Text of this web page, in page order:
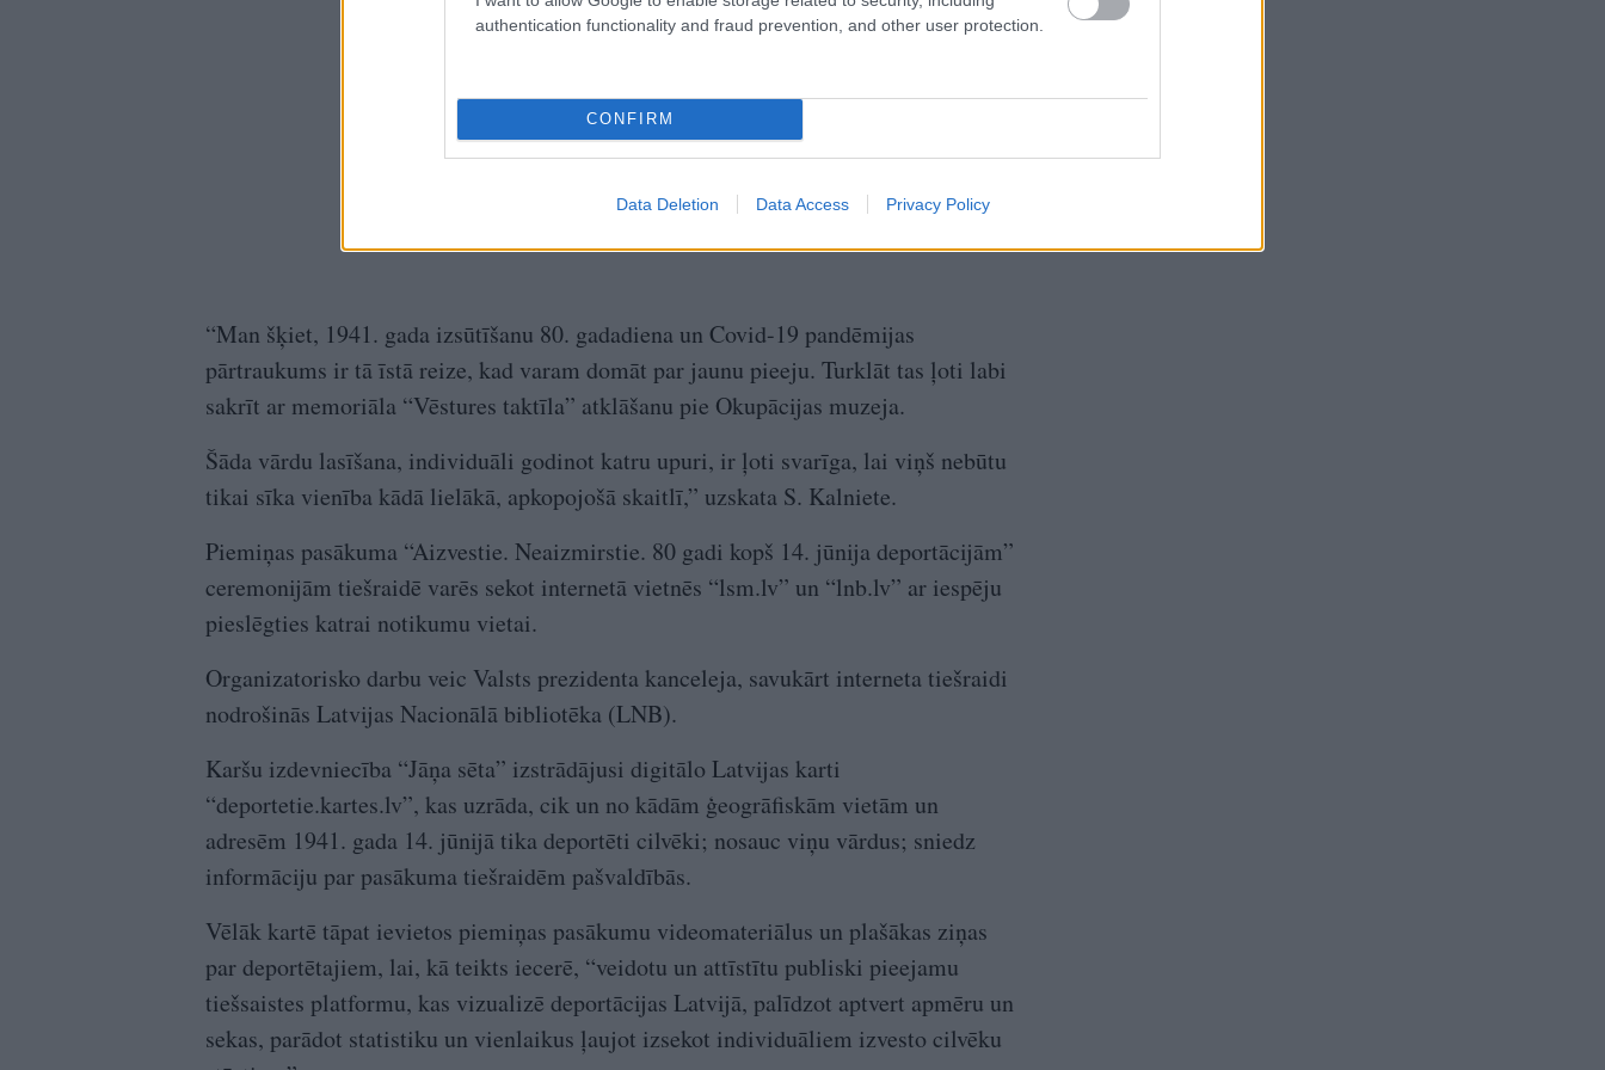
authentication functionality and fraud prevention, and other user protection.
CONFIRM
Data Deletion Data Access Privacy Policy
“Man šķiet, 1941. gada izsūtīšanu 80. gadadiena un Covid-19 pandēmijas
pārtraukums ir tā īstā reize, kad varam domāt par jaunu pieeju. Turklāt tas ļoti labi
sakrīt ar memoriāla “Vēstures taktīla” atklāšanu pie Okupācijas muzeja.
Šāda vārdu lasīšana, individuāli godinot katru upuri, ir ļoti svarīga, lai viņš nebūtu
tikai sīka vienība kādā lielākā, apkopojošā skaitlī,” uzskata S. Kalniete.
Piemiņas pasākuma “Aizvestie. Neaizmirstie. 80 gadi kopš 14. jūnija deportācijām”
ceremonijām tiešraidē varēs sekot internetā vietnēs “lsm.lv” un “lnb.lv” ar iespēju
pieslēgties katrai notikumu vietai.
Organizatorisko darbu veic Valsts prezidenta kanceleja, savukārt interneta tiešraidi
nodrošinās Latvijas Nacionālā bibliotēka (LNB).
Karšu izdevniecība “Jāņa sēta” izstrādājusi digitālo Latvijas karti
“deportetie.kartes.lv”, kas uzrāda, cik un no kādām ģeogrāfiskām vietām un
adresēm 1941. gada 14. jūnijā tika deportēti cilvēki; nosauc viņu vārdus; sniedz
informāciju par pasākuma tiešraidēm pašvaldībās.
Vēlāk kartē tāpat ievietos piemiņas pasākumu videomateriālus un plašākas ziņas
par deportētajiem, lai, kā teikts iecerē, “veidotu un attīstītu publiski pieejamu
tiešsaistes platformu, kas vizualizē deportācijas Latvijā, palīdzot aptvert apmēru un
sekas, parādot statistiku un vienlaikus ļaujot izsekot individuāliem izvesto cilvēku